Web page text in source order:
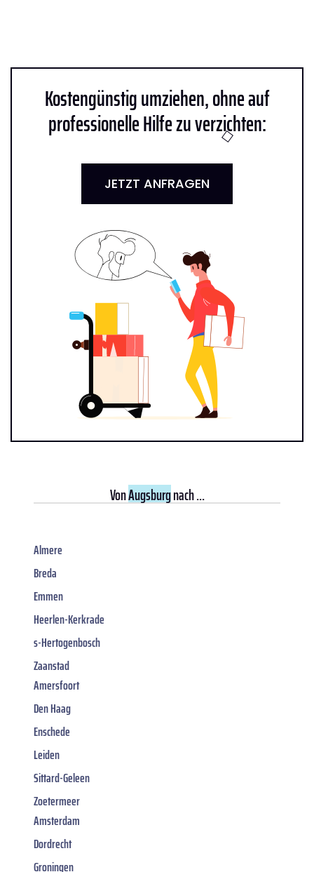
Kostengünstig umziehen, ohne auf
professionelle Hilfe zu verzichten:
JETZT ANFRAGEN
VonAugsburgnach ...
Almere
Breda
Emmen
Heerlen-Kerkrade
s-Hertogenbosch
Zaanstad
Amersfoort
Den Haag
Enschede
Leiden
Sittard-Geleen
Zoetermeer
Amsterdam
Dordrecht
Groningen